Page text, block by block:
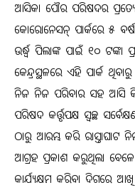
ଆସିକା ପୌର ପରିଷଦର
କୋରୋନେସନ୍‍ ପାର୍କରେ ୫
ଉର୍ଦ୍ଧ୍ୱ ପିଲାଙ୍କ ପାଇଁ ୧୦
କେନ୍ଦ୍ରସ୍ଥଳରେ ଏହି ପାର୍କ
ନିଜ ନିଜ ପରିବାର ସହ ଆସି
ପରିଷଦ କର୍ତ୍ତୃପକ୍ଷ ସ୍ୱଚ୍ଛ
ଠାରୁ ଆରମ୍ଭ କରି ରାସ୍ତାଘାଟ
ଆଗ୍ରହ ପ୍ରକାଶ କରୁଥିଲା
କାର୍ଯ୍ୟକ୍ଷମ କରିବା ଦିଗରେ